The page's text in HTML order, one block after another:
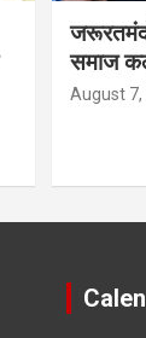
समाज
August 7,